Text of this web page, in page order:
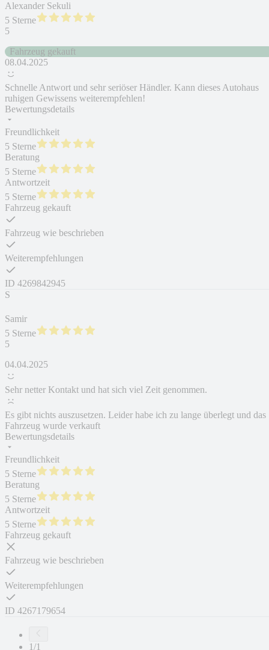
Alexander Sekuli
5 Sterne
5
Fahrzeug gekauft
08.04.2025
Schnelle Antwort und sehr seriöser Händler. Kann dieses Autohaus
ruhigen Gewissens weiterempfehlen!
Bewertungsdetails
Freundlichkeit
5 Sterne
Beratung
5 Sterne
Antwortzeit
5 Sterne
Fahrzeug gekauft
Fahrzeug wie beschrieben
Weiterempfehlungen
ID 4269842945
S
Samir
5 Sterne
5
04.04.2025
Sehr netter Kontakt und hat sich viel Zeit genommen.
Es gibt nichts auszusetzen. Leider habe ich zu lange überlegt und das
Fahrzeug wurde verkauft
Bewertungsdetails
Freundlichkeit
5 Sterne
Beratung
5 Sterne
Antwortzeit
5 Sterne
Fahrzeug gekauft
Fahrzeug wie beschrieben
Weiterempfehlungen
ID 4267179654
1/1